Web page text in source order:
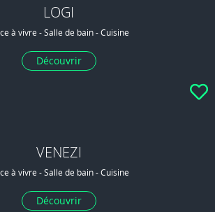
LOGI
à vivre - Salle de bain - Cuisine
Découvrir
VENEZI
à vivre - Salle de bain - Cuisine
Découvrir